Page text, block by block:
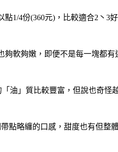
1/4份(360元)，比較適合2丶
軟夠嫩，即便不是每一塊都有
油」質比較豐富，但說也奇
點略纏的口感，甜度也有但整